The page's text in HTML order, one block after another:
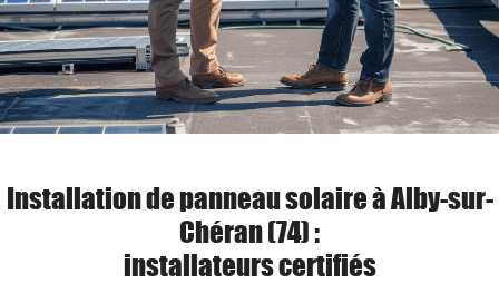
Installation de panneau solaire à Alby-sur-
Chéran (74) :
installateurs certifiés